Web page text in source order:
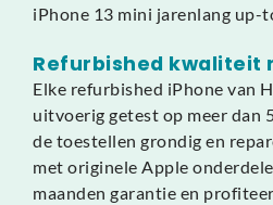
iPhone 13 mini jarenlang
Refurbished kwaliteit
Elke refurbished iPhone van
uitvoerig getest op meer dan
de toestellen grondig en
met originele Apple
maanden garantie en